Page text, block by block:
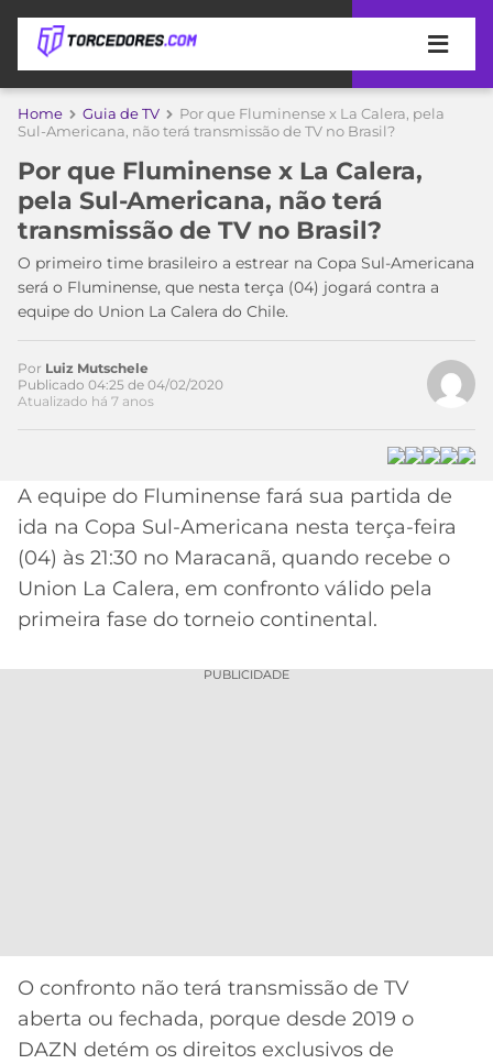
APOSTAS
DE
APOSTA
MELHORES
SITES
DE
APOSTAS
2026
CÓDIGO
DE
INDICAÇÃO
BET365
MELHORES
CASSINOS
ONLINE
2026
COPA
DO
MUNDO
TIMES
MEU
TIME
CORINTHIANS
SÃO
PAULO
SANTOS
INTERNACIONAL
GRÊMIO
CAMPEONATOS
A
LIBERTADORES
COPA
CAMPEÕES
LALIGA
MERCADO
DA
BOLA
Home Guia de TV
Por que Fluminense x La Calera, pela
Sul-Americana, não terá transmissão de TV no Brasil?
Por que Fluminense x La Calera,
pela Sul-Americana, não terá
transmissão de TV no Brasil?
O primeiro time brasileiro a estrear na Copa Sul-Americana
será o Fluminense, que nesta terça (04) jogará contra a
equipe do Union La Calera do Chile.
Por Luiz Mutschele
Publicado 04:25 de 04/02/2020
Atualizado há 7 anos
A equipe do Fluminense fará sua partida de
ida na Copa Sul-Americana nesta terça-feira
(04) às 21:30 no Maracanã, quando recebe o
Union La Calera, em confronto válido pela
primeira fase do torneio continental.
PUBLICIDADE
O confronto não terá transmissão de TV
aberta ou fechada, porque desde 2019 o
DAZN detém os direitos exclusivos de